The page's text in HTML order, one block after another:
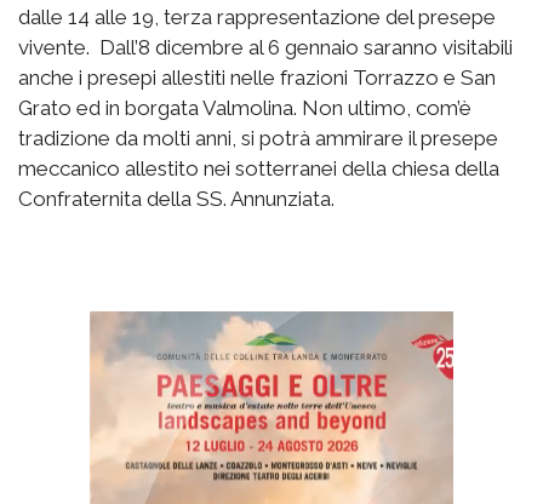
dalle 14 alle 19, terza rappresentazione del presepe
vivente. Dall’8 dicembre al 6 gennaio saranno visitabili
anche i presepi allestiti nelle frazioni Torrazzo e San
Grato ed in borgata Valmolina. Non ultimo, com’è
tradizione da molti anni, si potrà ammirare il presepe
meccanico allestito nei sotterranei della chiesa della
Confraternita della SS. Annunziata.